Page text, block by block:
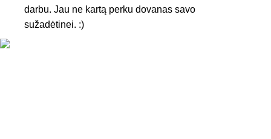
darbu. Jau ne kartą perku dovanas savo
sužadėtinei. :)